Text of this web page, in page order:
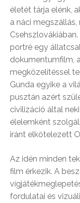
életét tárja elénk,
a náci
portré egy
dokumentumfilm,
megközelítéssel
Gunda egyike a
pusztán azért
civilizáció által
élelemként
iránt elkötelezett
Az idén minden
film érkezik. A
fordulatai és